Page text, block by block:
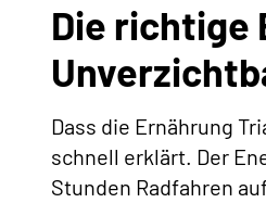
Die richtige
Dass die Ernährung
schnell erklärt. Der
Stunden Radfahren